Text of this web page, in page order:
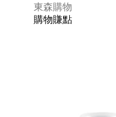
東森購物
購物賺點